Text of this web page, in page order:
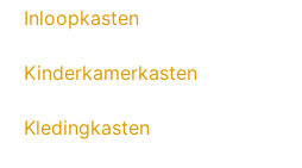
Inloopkasten
Kinderkamerkasten
Kledingkasten